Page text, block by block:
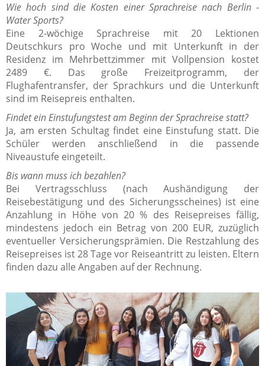
Wie hoch sind die Kosten einer Sprachreise nach Berlin -
Water Sports?
Eine 2-wöchige Sprachreise mit 20 Lektionen
Deutschkurs pro Woche und mit Unterkunft in der
Residenz im Mehrbettzimmer mit Vollpension kostet
2489 €. Das große Freizeitprogramm, der
Flughafentransfer, der Sprachkurs und die Unterkunft
sind im Reisepreis enthalten.
Findet ein Einstufungstest am Beginn der Sprachreise statt?
Ja, am ersten Schultag findet eine Einstufung statt. Die
Schüler werden anschließend in die passende
Niveaustufe eingeteilt.
Bis wann muss ich bezahlen?
Bei Vertragsschluss (nach Aushändigung der
Reisebestätigung und des Sicherungsscheines) ist eine
Anzahlung in Höhe von 20 % des Reisepreises fällig,
mindestens jedoch ein Betrag von 200 EUR, zuzüglich
eventueller Versicherungsprämien. Die Restzahlung des
Reisepreises ist 28 Tage vor Reiseantritt zu leisten. Eltern
finden dazu alle Angaben auf der Rechnung.